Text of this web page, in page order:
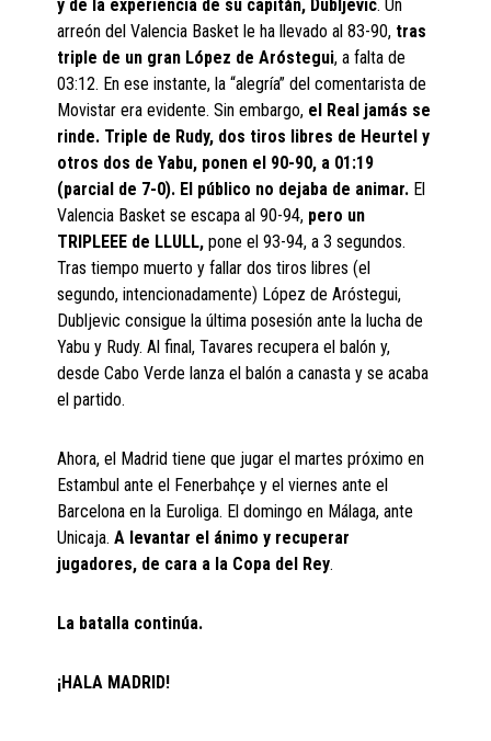
y de la experiencia de su capitán, Dubljevic. Un
arreón del Valencia Basket le ha llevado al 83-90, tras
triple de un gran López de Aróstegui, a falta de
03:12. En ese instante, la “alegría” del comentarista de
Movistar era evidente. Sin embargo, el Real jamás se
rinde. Triple de Rudy, dos tiros libres de Heurtel y
otros dos de Yabu, ponen el 90-90, a 01:19
(parcial de 7-0). El público no dejaba de animar. El
Valencia Basket se escapa al 90-94, pero un
TRIPLEEE de LLULL, pone el 93-94, a 3 segundos.
Tras tiempo muerto y fallar dos tiros libres (el
segundo, intencionadamente) López de Aróstegui,
Dubljevic consigue la última posesión ante la lucha de
Yabu y Rudy. Al final, Tavares recupera el balón y,
desde Cabo Verde lanza el balón a canasta y se acaba
el partido.
Ahora, el Madrid tiene que jugar el martes próximo en
Estambul ante el Fenerbahçe y el viernes ante el
Barcelona en la Euroliga. El domingo en Málaga, ante
Unicaja.A levantar el ánimo y recuperar
jugadores, de cara a la Copa del Rey.
La batalla continúa.
¡HALA MADRID!